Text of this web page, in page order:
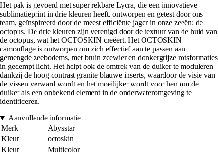
Het pak is gevoerd met super rekbare Lycra, die een innovatieve
sublimatieprint in drie kleuren heeft, ontworpen en getest door ons
team, geïnspireerd door de meest efficiënte jager in onze zeeën: de
octopus. De drie kleuren zijn verenigd door de textuur van de huid van
de octopus, wat het OCTOSKIN creëert. Het OCTOSKIN
camouflage is ontworpen om zich effectief aan te passen aan
gemengde zeebodems, met bruin zeewier en donkergrijze rotsformaties
in gedempt licht. Het helpt ook de omtrek van de duiker te moduleren
dankzij de hoog contrast granite blauwe inserts, waardoor de visie van
de vissen verward wordt en het moeilijker wordt voor hen om de
duiker als een onbekend element in de onderwateromgeving te
identificeren.
Aanvullende informatie
Merk
Abysstar
Kleur
octoskin
Kleur
Multicolor